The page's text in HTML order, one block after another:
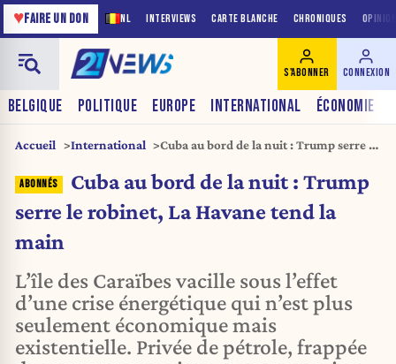
NL INTERVIEWS CARTE BLANCHE CHRONIQUES
♥FAIRE UN DON
BELGIQUE POLITIQUE EUROPE INTERNATIONAL ÉCONOMIE
S'ABONNER CONNEXION
Accueil International
Cuba au bord de la nuit : Trump serre le
Cuba au bord de la nuit : Trump
serre le robinet, La Havane tend la
main
L’île des Caraïbes vacille sous l’effet
d’une crise énergétique qui n’est plus
seulement économique mais
existentielle. Privée de pétrole, frappée